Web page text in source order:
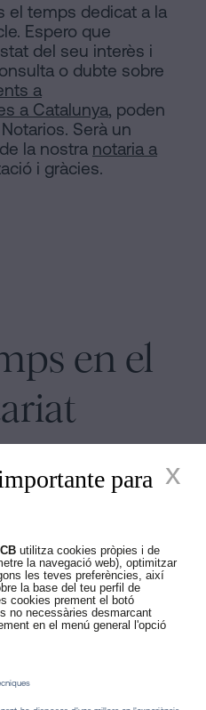
el temps dedicat a la
Espero que
del seu interès i
o dubte sobre
a
a Catalunya, poden
Serà un
la nostra notaria a
i gràcies.
en el
Velasco
Moreno
en línia per a tota Espanya
som
para
utilitza cookies pròpies i de
la navegació web), optimitzar
les teves preferències, així
la base del teu perfil de
cookies prement el botó
no necessàries desmarcant
en el menú general l'opció
x